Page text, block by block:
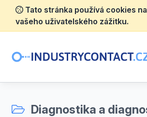
Tato stránka používá cookies
vašeho uživatelského zážitku.
Diagnostika a